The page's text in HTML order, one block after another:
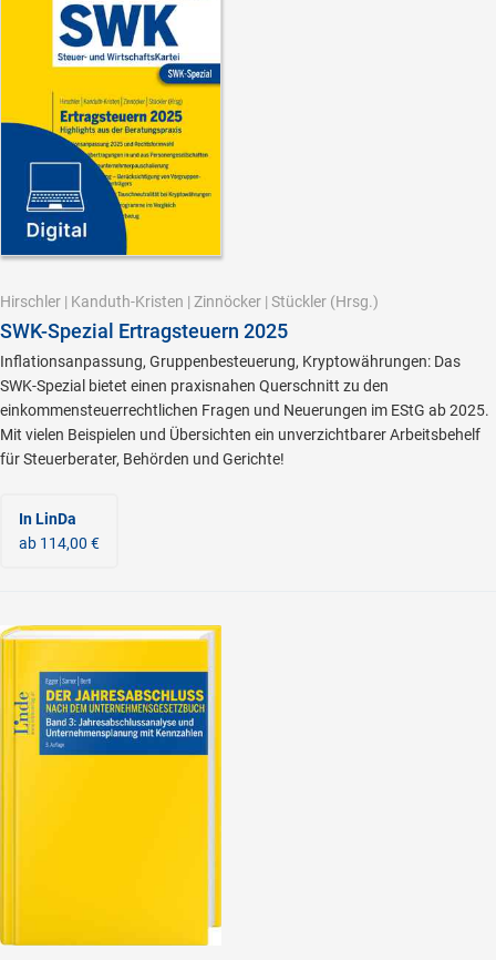
Hirschler | Kanduth-Kristen | Zinnöcker | Stückler (Hrsg.)
SWK-Spezial Ertragsteuern 2025
Inflationsanpassung, Gruppenbesteuerung, Kryptowährungen: Das
SWK-Spezial bietet einen praxisnahen Querschnitt zu den
einkommensteuerrechtlichen Fragen und Neuerungen im EStG ab 2025.
Mit vielen Beispielen und Übersichten ein unverzichtbarer Arbeitsbehelf
für Steuerberater, Behörden und Gerichte!
In LinDa
ab 114,00 €